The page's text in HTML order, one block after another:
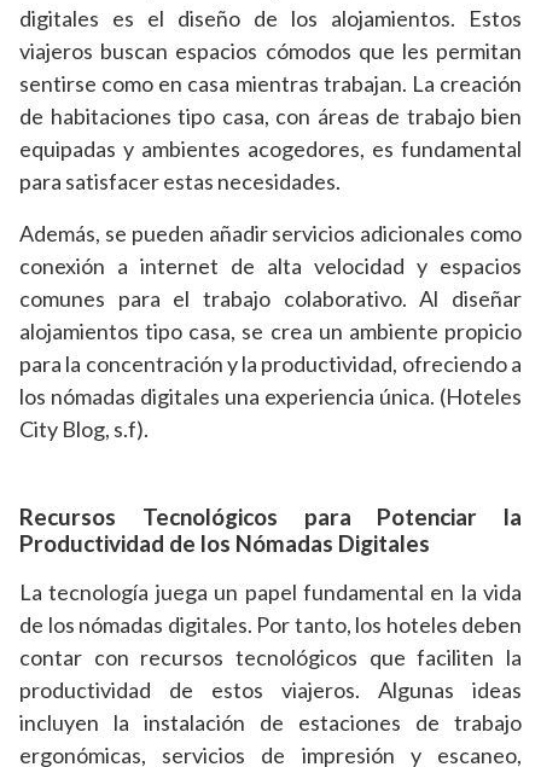
digitales es el diseño de los alojamientos. Estos
viajeros buscan espacios cómodos que les permitan
sentirse como en casa mientras trabajan. La creación
de habitaciones tipo casa, con áreas de trabajo bien
equipadas y ambientes acogedores, es fundamental
para satisfacer estas necesidades.
Además, se pueden añadir servicios adicionales como
conexión a internet de alta velocidad y espacios
comunes para el trabajo colaborativo. Al diseñar
alojamientos tipo casa, se crea un ambiente propicio
para la concentración y la productividad, ofreciendo a
los nómadas digitales una experiencia única. (Hoteles
City Blog, s.f).
Recursos Tecnológicos para Potenciar la
Productividad de los Nómadas Digitales
La tecnología juega un papel fundamental en la vida
de los nómadas digitales. Por tanto, los hoteles deben
contar con recursos tecnológicos que faciliten la
productividad de estos viajeros. Algunas ideas
incluyen la instalación de estaciones de trabajo
ergonómicas, servicios de impresión y escaneo,